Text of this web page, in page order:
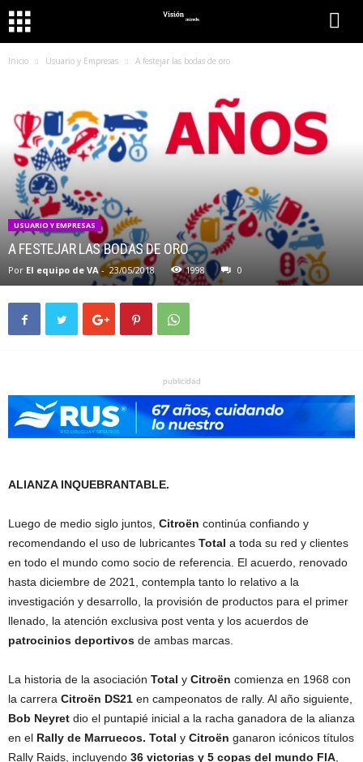
Inicio Usuario y Empresas A festejar las bodas de oro
USUARIO Y EMPRESAS
A FESTEJAR LAS BODAS DE ORO
Por El equipo de VA- 23/05/2018 1998 0
publicidad
ALIANZA INQUEBRANTABLE.
Luego de medio siglo juntos, Citroën continúa confiando y
recomendando el uso de lubricantes Total a toda su red y clientes
en todo el mundo como socio de referencia. El acuerdo, renovado
hasta diciembre de 2021, contempla tanto lo relativo a la
investigación y desarrollo, la provisión de productos para el primer
llenado, la atención exclusiva post venta y los acuerdos de
patrocinios deportivos de ambas marcas.
La historia de la asociación Total y Citroën comienza en 1968 con
la carrera Citroën DS21 en campeonatos de rally. Al año siguiente,
Bob Neyret dio el puntapié inicial a la racha ganadora de la alianza
en el Rally de Marruecos. Total y Citroën ganaron icónicos títulos
Rally Raids, incluyendo 36 victorias y 5 copas del mundo FIA,